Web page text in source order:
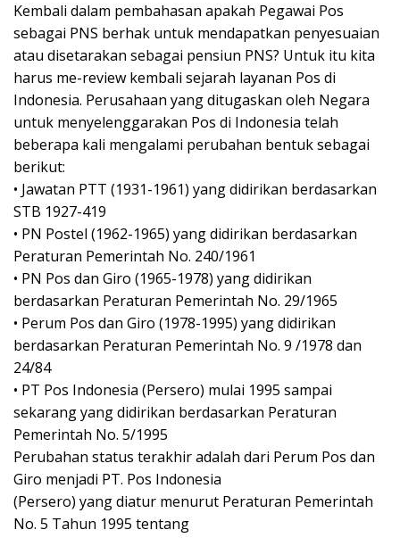
Kembali dalam pembahasan apakah Pegawai Pos
sebagai PNS berhak untuk mendapatkan penyesuaian
atau disetarakan sebagai pensiun PNS? Untuk itu kita
harus me-review kembali sejarah layanan Pos di
Indonesia. Perusahaan yang ditugaskan oleh Negara
untuk menyelenggarakan Pos di Indonesia telah
beberapa kali mengalami perubahan bentuk sebagai
berikut:
• Jawatan PTT (1931-1961) yang didirikan berdasarkan
STB 1927-419
• PN Postel (1962-1965) yang didirikan berdasarkan
Peraturan Pemerintah No. 240/1961
• PN Pos dan Giro (1965-1978) yang didirikan
berdasarkan Peraturan Pemerintah No. 29/1965
• Perum Pos dan Giro (1978-1995) yang didirikan
berdasarkan Peraturan Pemerintah No. 9 /1978 dan
24/84
• PT Pos Indonesia (Persero) mulai 1995 sampai
sekarang yang didirikan berdasarkan Peraturan
Pemerintah No. 5/1995
Perubahan status terakhir adalah dari Perum Pos dan
Giro menjadi PT. Pos Indonesia
(Persero) yang diatur menurut Peraturan Pemerintah
No. 5 Tahun 1995 tentang